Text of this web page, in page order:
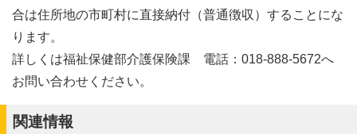
合は住所地の市町村に直接納付（普通徴収）することにな
ります。
詳しくは福祉保健部介護保険課 電話：018-888-5672へ
お問い合わせください。
関連情報